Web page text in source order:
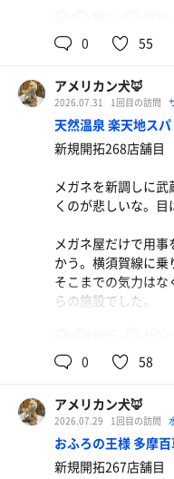
三田線に直通する目
らお店までは遠い
ラダイスさんがある
ところであった。
事前に会員登録をし
た。すると初回であ
薄暗い雰囲気としっ
運良く最上段が空い
ット目にはセルフ
めることができた。
た。
休憩は体の水滴をよ
ースで。卵形の椅子
ベランダに置こうか
水
0 55
アメリカン犬🦊
2026.07.31 1回目の訪問
天然温泉 楽天地スパ
新規開拓268店舗
メガネを新調しに
くのが悲しいな。目
メガネ屋だけで用
かう。横須賀線に
そこまでの気力は
らの施設でした。
に十分あり、しっか
サウナ室の目の前が
この時期にこの温度
れているなと思いま
0 58
アメリカン犬🦊
2026.07.29 1回目の訪問
おふろの王様 多摩
新規開拓267店舗